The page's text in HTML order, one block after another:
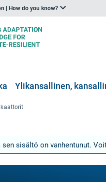
| How do you know?
Ylikansallinen,
sisältö on vanhentunut.